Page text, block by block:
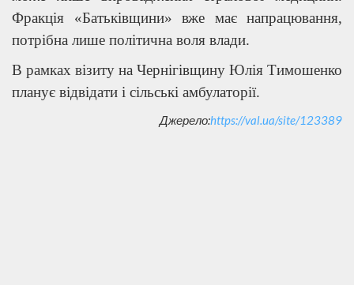
Фракція «Батьківщини» вже має напрацювання,
потрібна лише політична воля влади.
В рамках візиту на Чернігівщину Юлія Тимошенко
планує відвідати і сільські амбулаторії.
Джерело:https://val.ua/site/123389